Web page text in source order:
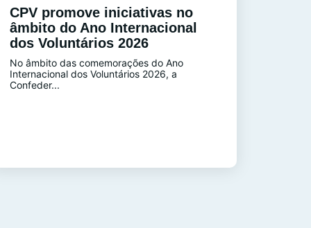
CPV promove iniciativas no
âmbito do Ano Internacional
dos Voluntários 2026
No âmbito das comemorações do Ano
Internacional dos Voluntários 2026, a
Confeder...